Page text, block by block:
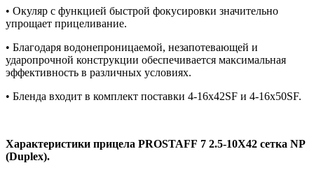
• Окуляр с функцией быстрой фокусировки значительно
упрощает прицеливание.
• Благодаря водонепроницаемой, незапотевающей и
ударопрочной конструкции обеспечивается максимальная
эффективность в различных условиях.
• Бленда входит в комплект поставки 4-16x42SF и 4-16x50SF.
Характеристики прицела PROSTAFF 7 2.5-10X42 сетка NP
(Duplex).